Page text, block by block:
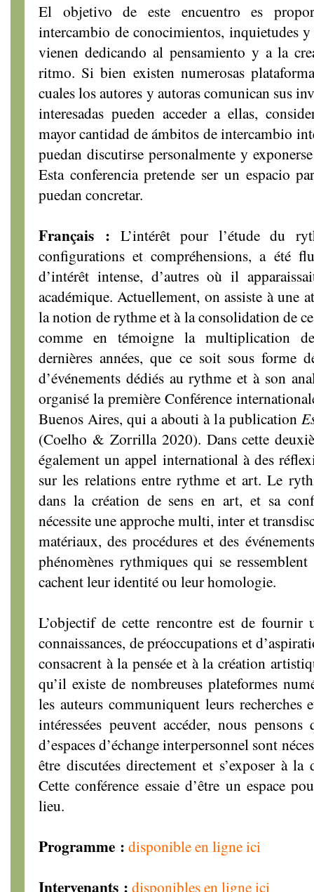
El objetivo de este encuentro es
intercambio de conocimientos, inquietudes y
vienen dedicando al pensamiento y a la
ritmo. Si bien existen numerosas
cuales los autores y autoras comunican sus
interesadas pueden acceder a ellas,
mayor cantidad de ámbitos de intercambio
puedan discutirse personalmente y
Esta conferencia pretende ser un espacio
puedan concretar.
Français : L’intérêt pour l’étude du
configurations et compréhensions, a été
d’intérêt intense, d’autres où il
académique. Actuellement, on assiste à une
la notion de rythme et à la consolidation de
comme en témoigne la multiplication
dernières années, que ce soit sous forme
d’événements dédiés au rythme et à son
organisé la première Conférence
Buenos Aires, qui a abouti à la publication
(Coelho & Zorrilla 2020). Dans cette
également un appel international à des
sur les relations entre rythme et art. Le
dans la création de sens en art, et sa
nécessite une approche multi, inter et
matériaux, des procédures et des
phénomènes rythmiques qui se
cachent leur identité ou leur homologie.
L’objectif de cette rencontre est de fournir
connaissances, de préoccupations et
consacrent à la pensée et à la création
qu’il existe de nombreuses plateformes
les auteurs communiquent leurs recherches
intéressées peuvent accéder, nous
d’espaces d’échange interpersonnel sont
être discutées directement et s’exposer à
Cette conférence essaie d’être un espace
lieu.
Programme : disponible en ligne ici
Intervenants : disponibles en ligne ici